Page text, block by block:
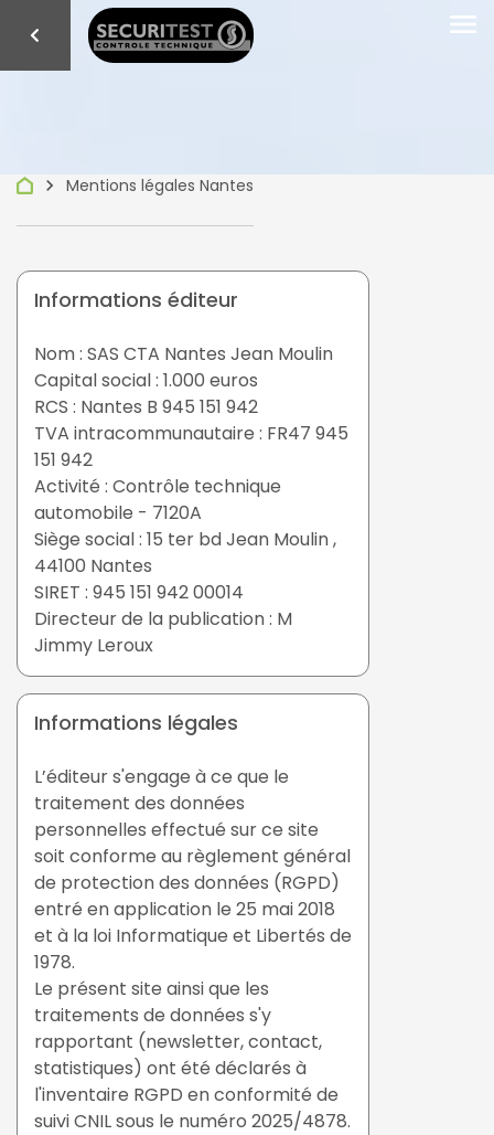
menu
keyboard_arrow_right Mentions légales Nantes
Informations éditeur
Nom : SAS CTA Nantes Jean Moulin
Capital social : 1.000 euros
RCS : Nantes B 945 151 942
TVA intracommunautaire : FR47 945
151 942
Activité : Contrôle technique
automobile - 7120A
Siège social : 15 ter bd Jean Moulin ,
44100 Nantes
SIRET : 945 151 942 00014
Directeur de la publication : M
Jimmy Leroux
Informations légales
L’éditeur s'engage à ce que le
traitement des données
personnelles effectué sur ce site
soit conforme au règlement général
de protection des données (RGPD)
entré en application le 25 mai 2018
et à la loi Informatique et Libertés de
1978.
Le présent site ainsi que les
traitements de données s'y
rapportant (newsletter, contact,
statistiques) ont été déclarés à
l'inventaire RGPD en conformité de
suivi CNIL sous le numéro 2025/4878.